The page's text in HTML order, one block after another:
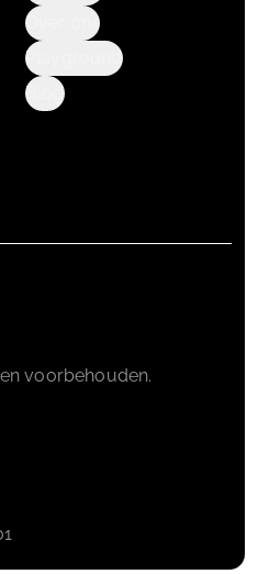
Over ons
Playground
Blog
voorbehouden.